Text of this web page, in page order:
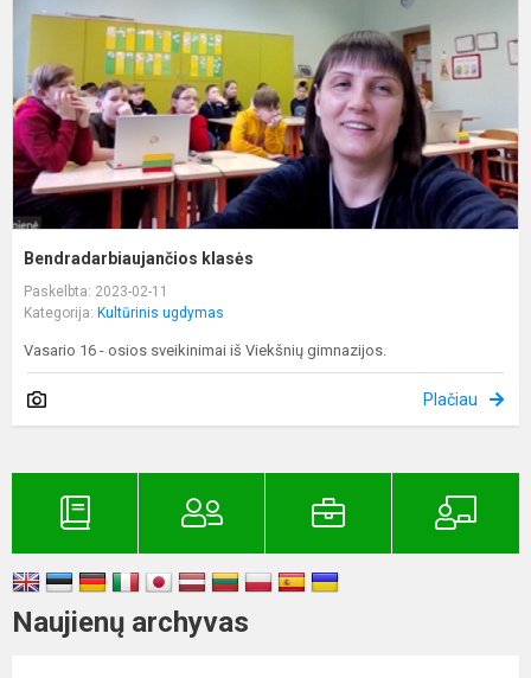
Bendradarbiaujančios klasės
Paskelbta: 2023-02-11
Kategorija: Kultūrinis ugdymas
Vasario 16 - osios sveikinimai iš Viekšnių gimnazijos.
Plačiau
Naujienų archyvas